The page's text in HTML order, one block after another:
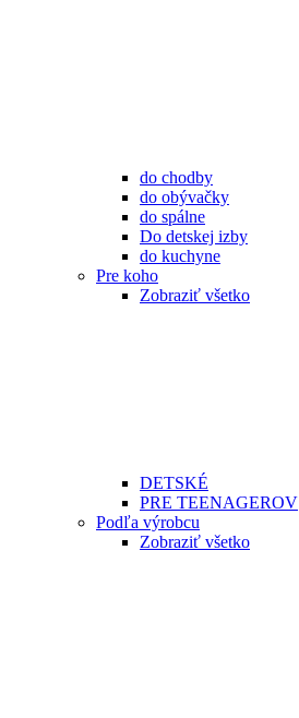
do chodby
do obývačky
do spálne
Do detskej izby
do kuchyne
Pre koho
Zobraziť všetko
DETSKÉ
PRE TEENAGEROV
Podľa výrobcu
Zobraziť všetko